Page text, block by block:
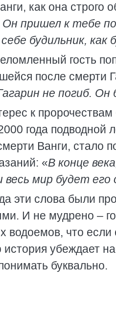
как она строго
пришел к тебе
себе будильник,
гость
после смерти
не погиб. Он
к
года подводной
Ванги, стало
«В конце
весь мир будет его
эти слова были
И не мудрено –
водоемов, что если
убеждает
буквально.